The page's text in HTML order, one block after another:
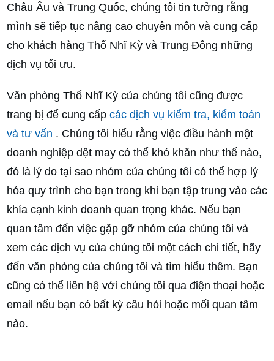
Châu Âu và Trung Quốc, chúng tôi tin tưởng rằng
mình sẽ tiếp tục nâng cao chuyên môn và cung cấp
cho khách hàng Thổ Nhĩ Kỳ và Trung Đông những
dịch vụ tối ưu.
Văn phòng Thổ Nhĩ Kỳ của chúng tôi cũng được
trang bị để cung cấp các dịch vụ kiểm tra, kiểm toán
và tư vấn . Chúng tôi hiểu rằng việc điều hành một
doanh nghiệp dệt may có thể khó khăn như thế nào,
đó là lý do tại sao nhóm của chúng tôi có thể hợp lý
hóa quy trình cho bạn trong khi bạn tập trung vào các
khía cạnh kinh doanh quan trọng khác. Nếu bạn
quan tâm đến việc gặp gỡ nhóm của chúng tôi và
xem các dịch vụ của chúng tôi một cách chi tiết, hãy
đến văn phòng của chúng tôi và tìm hiểu thêm. Bạn
cũng có thể liên hệ với chúng tôi qua điện thoại hoặc
email nếu bạn có bất kỳ câu hỏi hoặc mối quan tâm
nào.